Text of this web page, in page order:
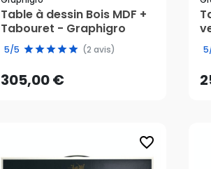
Table à dessin Bois MDF +
Tabouret - Graphigro
5/5 (2 avis)
305,00 €
305,00 €
AJOUTER AU PANIER
favorite_border